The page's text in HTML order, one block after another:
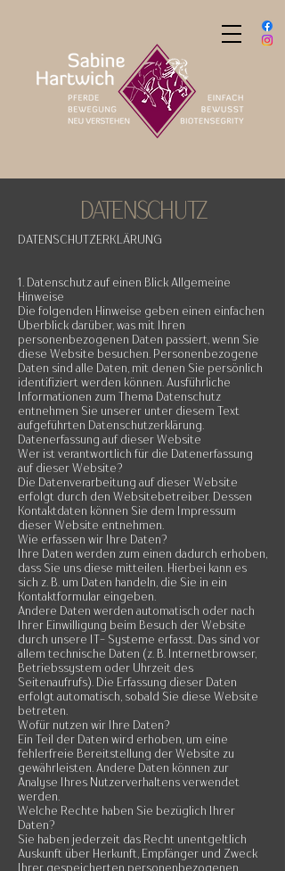
DATENSCHUTZ
DATENSCHUTZERKLÄRUNG
1. Datenschutz auf einen Blick Allgemeine
Hinweise
Die folgenden Hinweise geben einen einfachen
Überblick darüber, was mit Ihren
personenbezogenen Daten passiert, wenn Sie
diese Website besuchen. Personenbezogene
Daten sind alle Daten, mit denen Sie persönlich
identifiziert werden können. Ausführliche
Informationen zum Thema Datenschutz
entnehmen Sie unserer unter diesem Text
aufgeführten Datenschutzerklärung.
Datenerfassung auf dieser Website
Wer ist verantwortlich für die Datenerfassung
auf dieser Website?
Die Datenverarbeitung auf dieser Website
erfolgt durch den Websitebetreiber. Dessen
Kontaktdaten können Sie dem Impressum
dieser Website entnehmen.
Wie erfassen wir Ihre Daten?
Ihre Daten werden zum einen dadurch erhoben,
dass Sie uns diese mitteilen. Hierbei kann es
sich z. B. um Daten handeln, die Sie in ein
Kontaktformular eingeben.
Andere Daten werden automatisch oder nach
Ihrer Einwilligung beim Besuch der Website
durch unsere IT- Systeme erfasst. Das sind vor
allem technische Daten (z. B. Internetbrowser,
Betriebssystem oder Uhrzeit des
Seitenaufrufs). Die Erfassung dieser Daten
erfolgt automatisch, sobald Sie diese Website
betreten.
Wofür nutzen wir Ihre Daten?
Ein Teil der Daten wird erhoben, um eine
fehlerfreie Bereitstellung der Website zu
gewährleisten. Andere Daten können zur
Analyse Ihres Nutzerverhaltens verwendet
werden.
Welche Rechte haben Sie bezüglich Ihrer
Daten?
Sie haben jederzeit das Recht unentgeltlich
Auskunft über Herkunft, Empfänger und Zweck
Ihrer gespeicherten personenbezogenen